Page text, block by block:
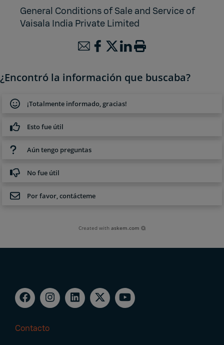
General Conditions of Sale and Service of
Vaisala India Private Limited
¿Encontró la información que buscaba?
¡Totalmente informado, gracias!
Esto fue útil
Aún tengo preguntas
No fue útil
Por favor, contácteme
Created withaskem.com
Contacto